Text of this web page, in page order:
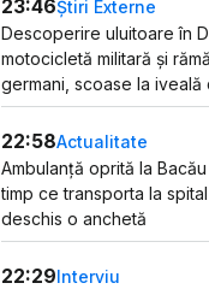
23:46Știri Externe
Descoperire uluitoare în
motocicletă militară și
germani, scoase la iveală
22:58Actualitate
Ambulanță oprită la
timp ce transporta la
deschis o anchetă
22:29Interviu